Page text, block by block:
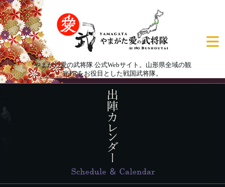
やまがた愛の武将隊 公式Webサイト。山形県全域の観
光PRをお役目とした戦国武将隊。